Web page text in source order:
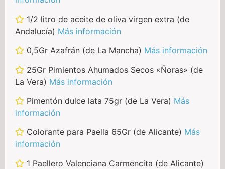
1/2 litro de aceite de oliva virgen extra (de
Andalucía) Más información
0,5Gr Azafrán (de La Mancha) Más información
25Gr Pimientos Ahumados Secos «Ñoras» (de
La Vera) Más información
Pimentón dulce lata 75gr (de La Vera) Más
información
Colorante para Paella 65Gr (de Alicante) Más
información
1 Paellero Valenciana Carmencita (de Alicante)